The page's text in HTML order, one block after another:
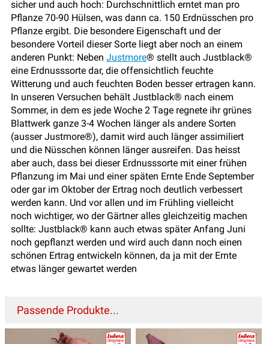
sicher und auch hoch: Durchschnittlich erntet man pro
Pflanze 70-90 Hülsen, was dann ca. 150 Erdnüsschen pro
Pflanze ergibt. Die besondere Eigenschaft und der
besondere Vorteil dieser Sorte liegt aber noch an einem
anderen Punkt: Neben Justmore® stellt auch Justblack®
eine Erdnusssorte dar, die offensichtlich feuchte
Witterung und auch feuchten Boden besser ertragen kann.
In unseren Versuchen behält Justblack® nach einem
Sommer, in dem es jede Woche 2 Tage regnete ihr grünes
Blattwerk ganze 3-4 Wochen länger als andere Sorten
(ausser Justmore®), damit wird auch länger assimiliert
und die Nüsschen können länger ausreifen. Das heisst
aber auch, dass bei dieser Erdnusssorte mit einer frühen
Pflanzung im Mai und einer späten Ernte Ende September
oder gar im Oktober der Ertrag noch deutlich verbessert
werden kann. Und vor allen und im Frühling vielleicht
noch wichtiger, wo der Gärtner alles gleichzeitig machen
sollte: Justblack® kann auch etwas später Anfang Juni
noch gepflanzt werden und wird auch dann noch einen
schönen Ertrag entwickeln können, da ja mit der Ernte
etwas länger gewartet werden
Passende Produkte...